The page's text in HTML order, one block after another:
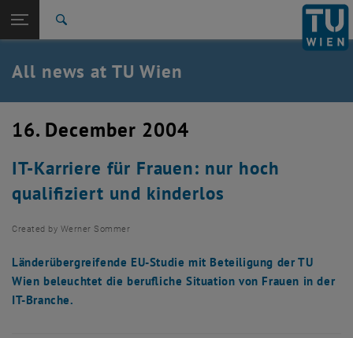
TU Login
Quicklinks
Toggle quicklinks menu
Studies
Career
Back: list subpages of parent page TU Wien Homepage
Back to:
TU Wien Homepage
Overview
All news at TU Wien
16. December 2004
IT-Karriere für Frauen: nur hoch
qualifiziert und kinderlos
Created by Werner Sommer
Länderübergreifende EU-Studie mit Beteiligung der TU
Wien beleuchtet die berufliche Situation von Frauen in der
IT-Branche.